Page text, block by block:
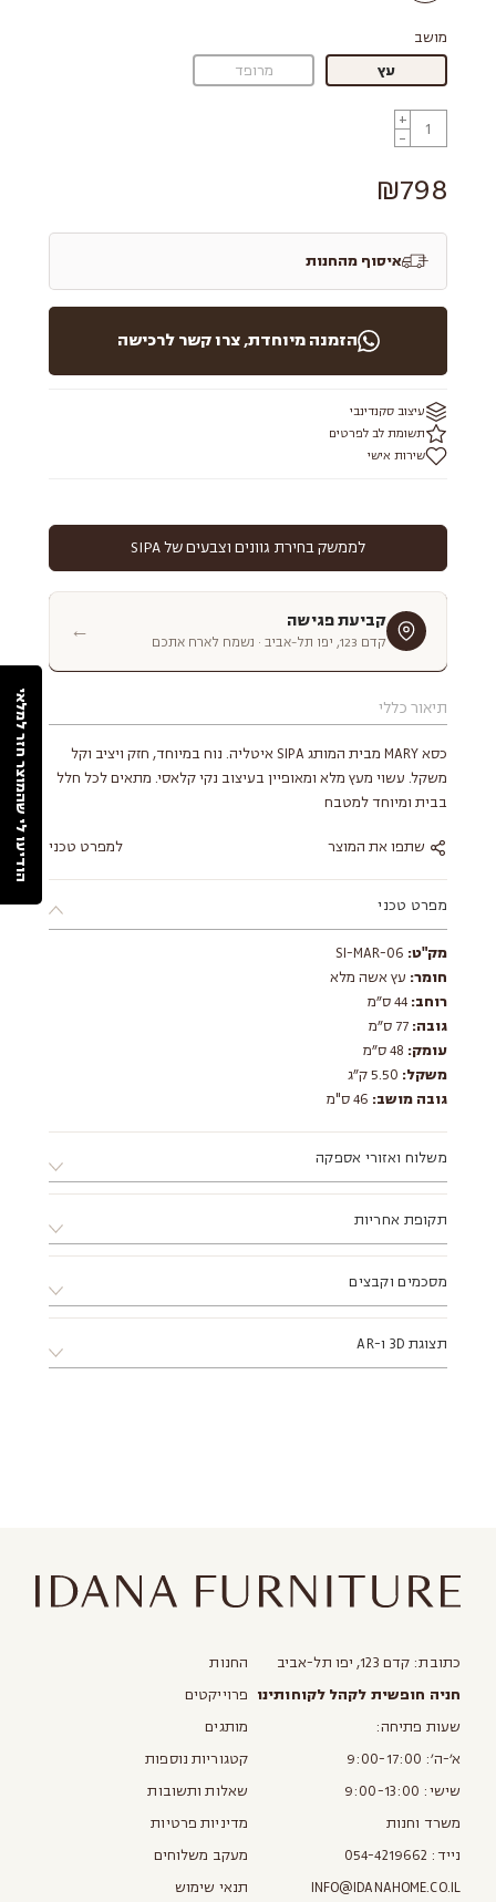
מושב
עץ
מרופד
+
-
₪798
איסוף מהחנות
הזמנה מיוחדת, צרו קשר לרכישה
עיצוב סקנדינבי
תשומת לב לפרטים
שירות אישי
לממשק בחירת גוונים וצבעים של SIPA
תיאור כללי
כסא MARY מבית המותג SIPA איטליה. נוח במיוחד, חזק ויציב וקל
משקל. עשוי מעץ מלא ומאופיין בעיצוב נקי קלאסי. מתאים לכל חלל
בבית ומיוחד למטבח
שתפו את המוצר למפרט טכני
מפרט טכני
מק"ט:
חומר: עץ אשה מלא
רוחב:
גובה:
עומק:
משקל:
גובה מושב:
משלוח ואזורי אספקה
ב. ניתן לתאם התקנה ע"י מתקין מקצועי מטעם החברה.
ג. מוצר שמגיע באריזה שטוחה דורש הרכבה, ניתן להזמין הרכבה
דרך הסטודיו בתוספת תשלום.
ד. אזורי אספקה:
דרום - עד עיר אשקלון (כולל).
תקופת אחריות
מסכמים וקבצים
תצוגת 3D ו-AR
שלכם
קביעת פגישה
קדם 123, יפו תל-אביב · נשמח לארח אתכם ←
כתובת: קדם 123, יפו תל-אביב
חניה חופשית לקהל לקוחותינו
שעות פתיחה:
א׳-ה׳: 9:00-17:00
שישי: 9:00-13:00
משרד וחנות
נייד: 054-4219662
INFO@IDANAHOME.CO.IL
החנות
פרוייקטים
מותגים
קטגוריות נוספות
שאלות ותשובות
מדיניות פרטיות
מעקב משלוחים
תנאי שימוש
הודיעו לי שהמוצר חזר למלאי